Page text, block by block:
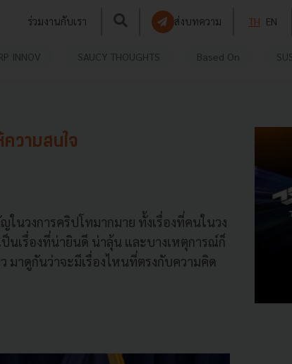
ร่วมงานกับเรา ส่งบทความ TH EN
INNOV SAUCY THOUGHTS Based On
วามสนใจ
นวงการคริปโทมากมาย ทั้งเรื่องที่คนในวง
นเรื่องที่น่ายินดี น่าลุ้น และบางเหตุการณ์ก็
มาดูกันว่าจะมีเรื่องไหนที่ตรงกับความคิด